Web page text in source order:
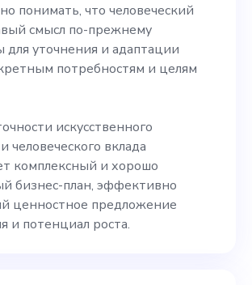
понимать, что человеческий
смысл по-прежнему
уточнения и адаптации
потребностям и целям
искусственного
человеческого вклада
комплексный и хорошо
бизнес-план, эффективно
ценностное предложение
и потенциал роста.